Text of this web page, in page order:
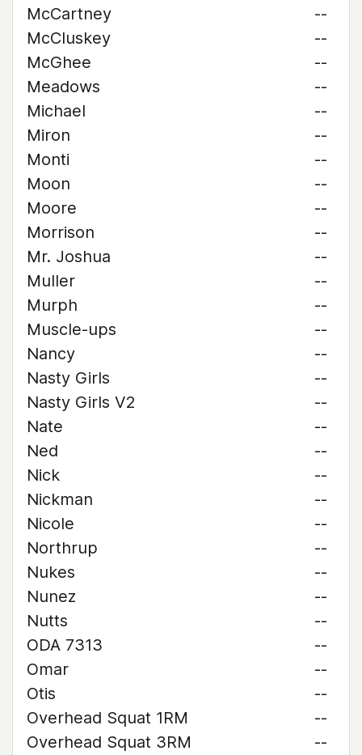
McCartney
--
McCluskey
--
McGhee
--
Meadows
--
Michael
--
Miron
--
Monti
--
Moon
--
Moore
--
Morrison
--
Mr. Joshua
--
Muller
--
Murph
--
Muscle-ups
--
Nancy
--
Nasty Girls
--
Nasty Girls V2
--
Nate
--
Ned
--
Nick
--
Nickman
--
Nicole
--
Northrup
--
Nukes
--
Nunez
--
Nutts
--
ODA 7313
--
Omar
--
Otis
--
Overhead Squat 1RM
--
Overhead Squat 3RM
--